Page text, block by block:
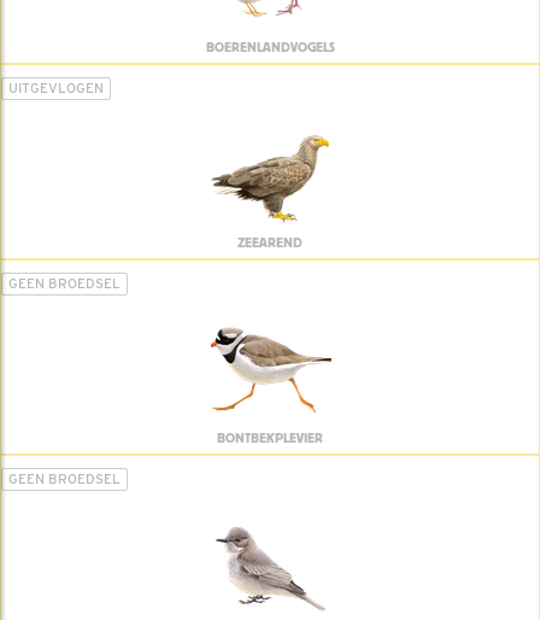
BOERENLANDVOGELS
UITGEVLOGEN
ZEEAREND
GEEN BROEDSEL
BONTBEKPLEVIER
GEEN BROEDSEL